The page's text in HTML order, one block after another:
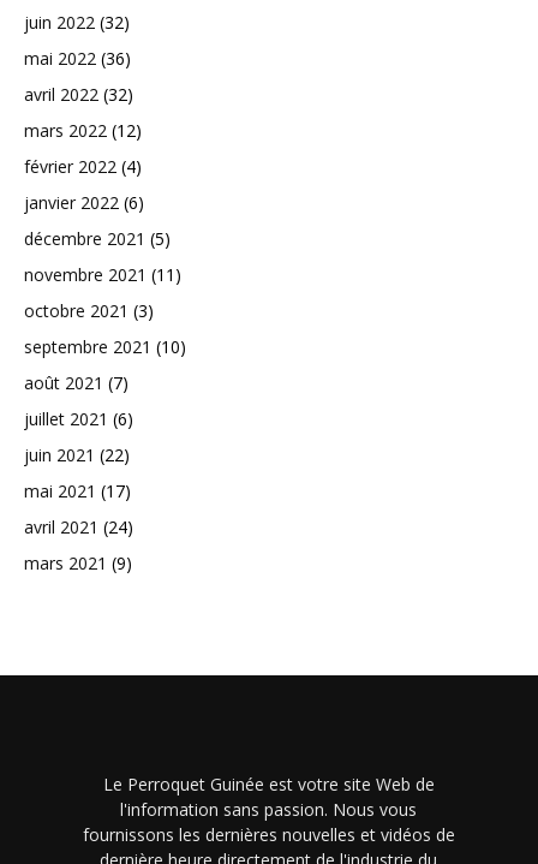
juin 2022 (32)
mai 2022 (36)
avril 2022 (32)
mars 2022 (12)
février 2022 (4)
janvier 2022 (6)
décembre 2021 (5)
novembre 2021 (11)
octobre 2021 (3)
septembre 2021 (10)
août 2021 (7)
juillet 2021 (6)
juin 2021 (22)
mai 2021 (17)
avril 2021 (24)
mars 2021 (9)
Le Perroquet Guinée est votre site Web de
l'information sans passion. Nous vous
fournissons les dernières nouvelles et vidéos de